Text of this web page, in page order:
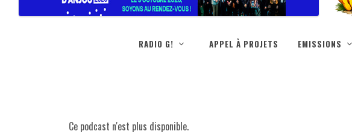
RADIO G! APPEL À PROJETS EMISSIONS
Ce podcast n'est plus disponible.